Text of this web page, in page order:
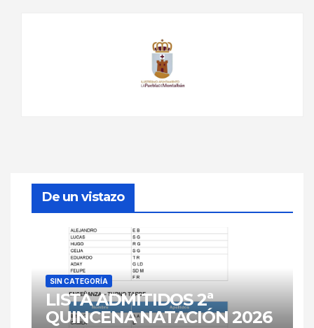
De un vistazo
SIN CATEGORÍA
LISTA ADMITIDOS 2ª
QUINCENA NATACIÓN 2026